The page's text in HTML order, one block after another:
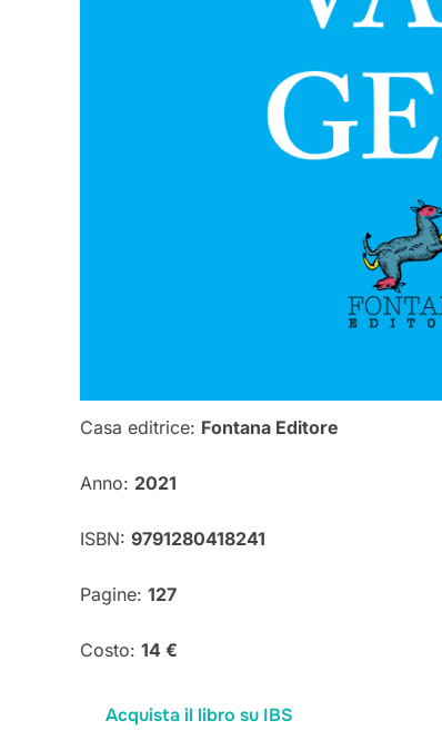
Casa editrice: Fontana Editore
Anno: 2021
ISBN: 9791280418241
Pagine: 127
Costo: 14 €
Acquista il libro su IBS